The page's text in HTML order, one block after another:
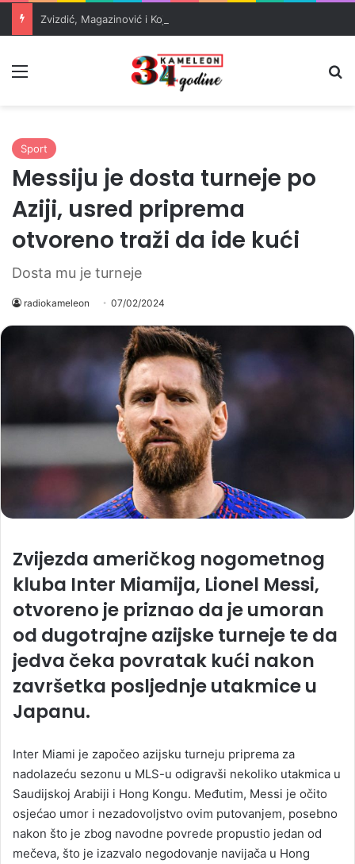
Sport
Messiju je dosta turneje po
Aziji, usred priprema
otvoreno traži da ide kući
Dosta mu je turneje
radiokameleon 07/02/2024
Zvijezda američkog nogometnog
kluba Inter Miamija, Lionel Messi,
otvoreno je priznao da je umoran
od dugotrajne azijske turneje te da
jedva čeka povratak kući nakon
završetka posljednje utakmice u
Japanu.
Inter Miami je započeo azijsku turneju priprema za
nadolazeću sezonu u MLS-u odigravši nekoliko utakmica u
Saudijskoj Arabiji i Hong Kongu. Međutim, Messi je očito
osjećao umor i nezadovoljstvo ovim putovanjem, posebno
nakon što je zbog navodne povrede propustio jedan od
mečeva, što je izazvalo negodovanje navijača u Hong